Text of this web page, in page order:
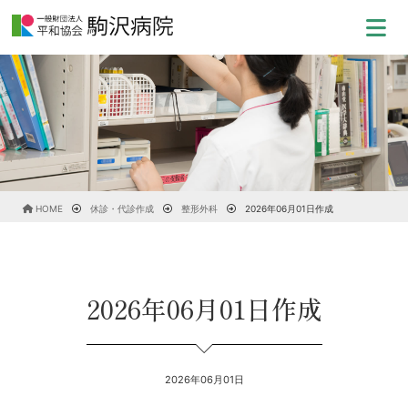
HOME 休診・代診作成 整形外科 2026年06月01日作成
2026年06月01日作成
2026年06月01日